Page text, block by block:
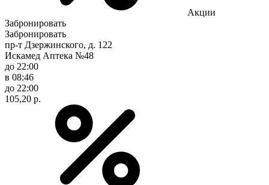
Акции
Забронировать
Забронировать
пр-т Дзержинского, д. 122
Искамед Аптека №48
до 22:00
в 08:46
до 22:00
105,20 р.